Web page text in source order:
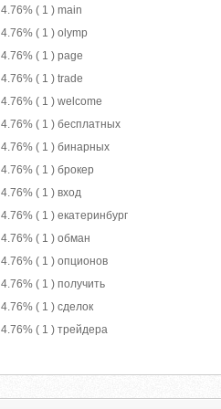
4.76% ( 1 ) main
4.76% ( 1 ) olymp
4.76% ( 1 ) page
4.76% ( 1 ) trade
4.76% ( 1 ) welcome
4.76% ( 1 ) бесплатных
4.76% ( 1 ) бинарных
4.76% ( 1 ) брокер
4.76% ( 1 ) вход
4.76% ( 1 ) екатеринбург
4.76% ( 1 ) обман
4.76% ( 1 ) опционов
4.76% ( 1 ) получить
4.76% ( 1 ) сделок
4.76% ( 1 ) трейдера